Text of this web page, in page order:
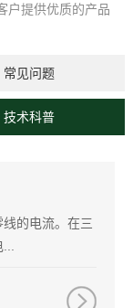
户提供优质的产品
常见问题
技术科普
的电流。在三
...